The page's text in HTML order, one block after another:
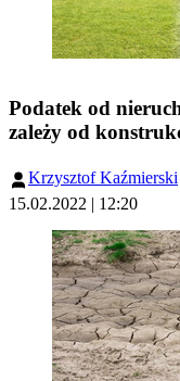
Podatek od
zależy od
Krzysztof Kaźmierski
15.02.2022 | 12:20